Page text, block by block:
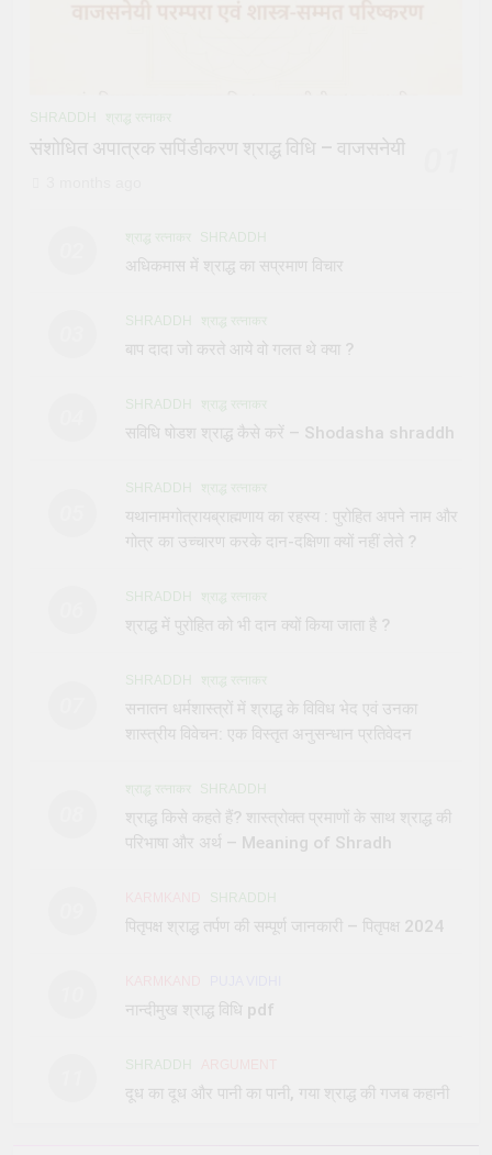
SHRADDH श्राद्ध रत्नाकर
संशोधित अपात्रक सपिंडीकरण श्राद्ध विधि – वाजसनेयी
श्राद्ध रत्नाकर SHRADDH
अधिकमास में श्राद्ध का सप्रमाण विचार
SHRADDH श्राद्ध रत्नाकर
बाप दादा जो करते आये वो गलत थे क्या ?
SHRADDH श्राद्ध रत्नाकर
सविधि षोडश श्राद्ध कैसे करें – Shodasha shraddh
SHRADDH श्राद्ध रत्नाकर
यथानामगोत्रायब्राह्मणाय का रहस्य : पुरोहित अपने नाम और
गोत्र का उच्चारण करके दान-दक्षिणा क्यों नहीं लेते ?
SHRADDH श्राद्ध रत्नाकर
श्राद्ध में पुरोहित को भी दान क्यों किया जाता है ?
SHRADDH श्राद्ध रत्नाकर
सनातन धर्मशास्त्रों में श्राद्ध के विविध भेद एवं उनका
शास्त्रीय विवेचन: एक विस्तृत अनुसन्धान प्रतिवेदन
श्राद्ध रत्नाकर SHRADDH
श्राद्ध किसे कहते हैं? शास्त्रोक्त प्रमाणों के साथ श्राद्ध की
परिभाषा और अर्थ – Meaning of Shradh
SHRADDH
पितृपक्ष श्राद्ध तर्पण की सम्पूर्ण जानकारी – पितृपक्ष 2024
नान्दीमुख श्राद्ध विधि pdf
SHRADDH
दूध का दूध और पानी का पानी, गया श्राद्ध की गजब कहानी